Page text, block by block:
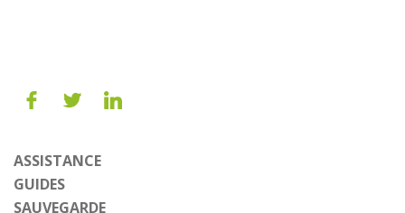
ASSISTANCE
GUIDES
SAUVEGARDE